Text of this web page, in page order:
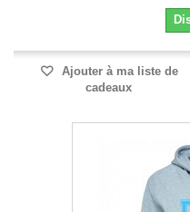
Ajouter à ma liste de
cadeaux